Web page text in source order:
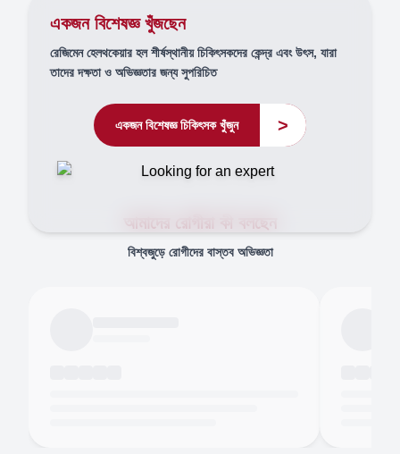
একজন বিশেষজ্ঞ খুঁজছেন
রেজিমেন হেলথকেয়ার হল শীর্ষস্থানীয় চিকিৎসকদের কেন্দ্র এবং উৎস, যারা
তাদের দক্ষতা ও অভিজ্ঞতার জন্য সুপরিচিত
একজন বিশেষজ্ঞ চিকিৎসক খুঁজুন >
আমাদের রোগীরা কী বলছেন
বিশ্বজুড়ে রোগীদের বাস্তব অভিজ্ঞতা